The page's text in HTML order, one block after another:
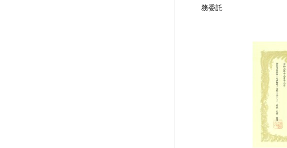
務委託